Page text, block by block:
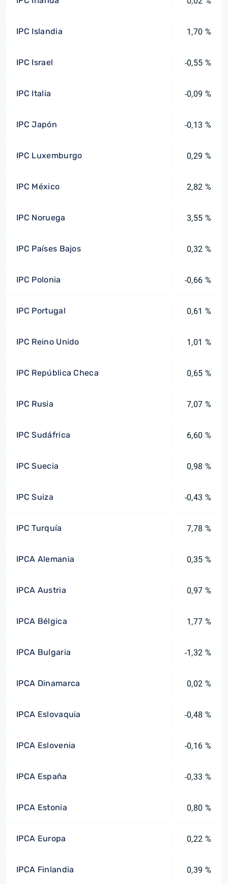
IPC Islandia 1,70 %
IPC Israel -0,55 %
IPC Italia -0,09 %
IPC Japón -0,13 %
IPC Luxemburgo 0,29 %
IPC México 2,82 %
IPC Noruega 3,55 %
IPC Países Bajos 0,32 %
IPC Polonia -0,66 %
IPC Portugal 0,61 %
IPC Reino Unido 1,01 %
IPC República Checa 0,65 %
IPC Rusia 7,07 %
IPC Sudáfrica 6,60 %
IPC Suecia 0,98 %
IPC Suiza -0,43 %
IPC Turquía 7,78 %
IPCA Alemania 0,35 %
IPCA Austria 0,97 %
IPCA Bélgica 1,77 %
IPCA Bulgaria -1,32 %
IPCA Dinamarca 0,02 %
IPCA Eslovaquia -0,48 %
IPCA Eslovenia -0,16 %
IPCA España -0,33 %
IPCA Estonia 0,80 %
IPCA Europa 0,22 %
IPCA Finlandia 0,39 %